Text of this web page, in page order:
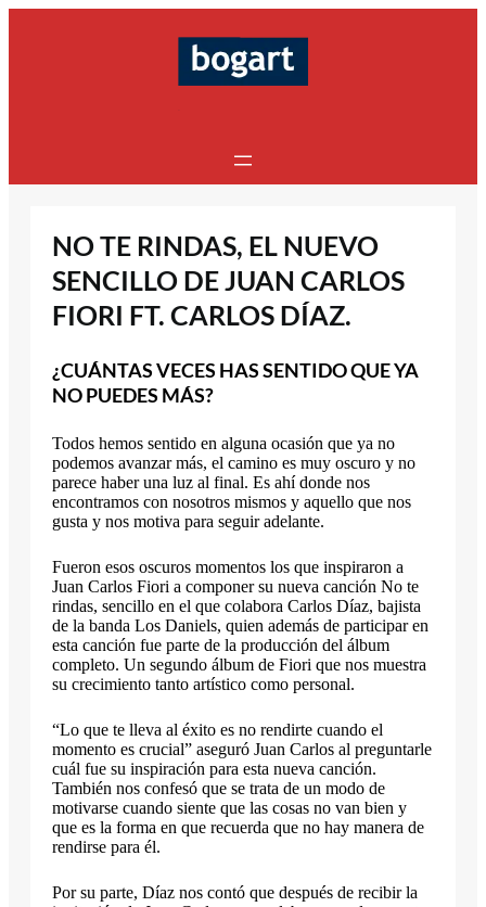
NO TE RINDAS, EL NUEVO
SENCILLO DE JUAN CARLOS
FIORI FT. CARLOS DÍAZ.
¿CUÁNTAS VECES HAS SENTIDO QUE YA
NO PUEDES MÁS?
Todos hemos sentido en alguna ocasión que ya no
podemos avanzar más, el camino es muy oscuro y no
parece haber una luz al final. Es ahí donde nos
encontramos con nosotros mismos y aquello que nos
gusta y nos motiva para seguir adelante.
Fueron esos oscuros momentos los que inspiraron a
Juan Carlos Fiori a componer su nueva canción No te
rindas, sencillo en el que colabora Carlos Díaz, bajista
de la banda Los Daniels, quien además de participar en
esta canción fue parte de la producción del álbum
completo. Un segundo álbum de Fiori que nos muestra
su crecimiento tanto artístico como personal.
“Lo que te lleva al éxito es no rendirte cuando el
momento es crucial” aseguró Juan Carlos al preguntarle
cuál fue su inspiración para esta nueva canción.
También nos confesó que se trata de un modo de
motivarse cuando siente que las cosas no van bien y
que es la forma en que recuerda que no hay manera de
rendirse para él.
Por su parte, Díaz nos contó que después de recibir la